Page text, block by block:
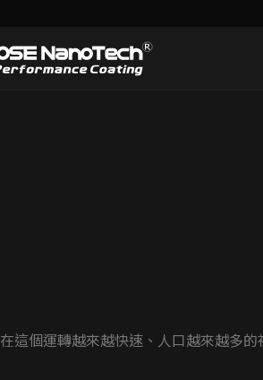
為什麼
在這個運轉越來越快速、人口越來越多